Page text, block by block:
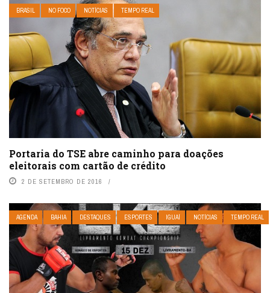
BRASIL NO FOCO NOTÍCIAS TEMPO REAL
Portaria do TSE abre caminho para doações
eleitorais com cartão de crédito
2 DE SETEMBRO DE 2016
AGENDA BAHIA DESTAQUES ESPORTES IGUAÍ NOTÍCIAS TEMPO REAL